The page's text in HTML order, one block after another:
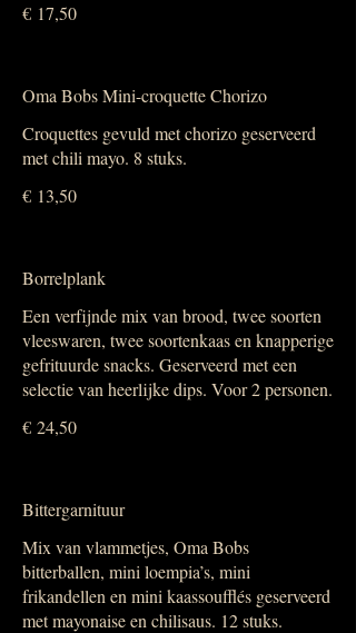
€ 17,50
Oma Bobs Mini-croquette Chorizo
Croquettes gevuld met chorizo geserveerd
met chili mayo. 8 stuks.
€ 13,50
Borrelplank
Een verfijnde mix van brood, twee soorten
vleeswaren, twee soortenkaas en knapperige
gefrituurde snacks. Geserveerd met een
selectie van heerlijke dips. Voor 2 personen.
€ 24,50
Bittergarnituur
Mix van vlammetjes, Oma Bobs
bitterballen, mini loempia’s, mini
frikandellen en mini kaassoufflés geserveerd
met mayonaise en chilisaus. 12 stuks.